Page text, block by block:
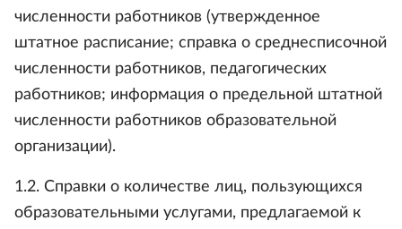
численности работников (утвержденное
штатное расписание; справка о среднесписочной
численности работников, педагогических
работников; информация о предельной штатной
численности работников образовательной
организации).
1.2. Справки о количестве лиц, пользующихся
образовательными услугами, предлагаемой к